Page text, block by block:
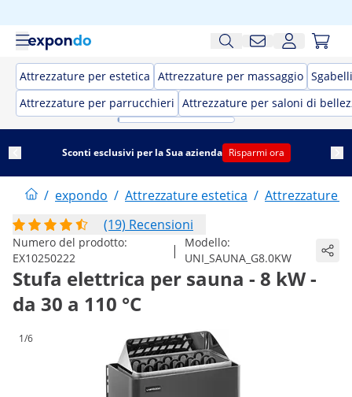
Attrezzature per estetica Attrezzature per massaggio
Attrezzature per parrucchieri Attrezzature per saloni di
Sconti esclusivi per la Sua azienda Risparmi ora
/ expondo / Attrezzature estetica / Attrezzature
(19) Recensioni
Numero del prodotto:
EX10250222
|
Modello:
UNI_SAUNA_G8.0KW
Stufa elettrica per sauna - 8 kW -
da 30 a 110 °C
1/6